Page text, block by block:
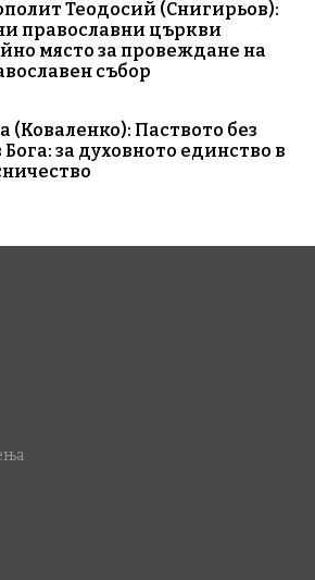
Теодосий (Снигирьов):
православни църкви
място за провеждане на
събор
(Коваленко): Паството без
за духовното единство в